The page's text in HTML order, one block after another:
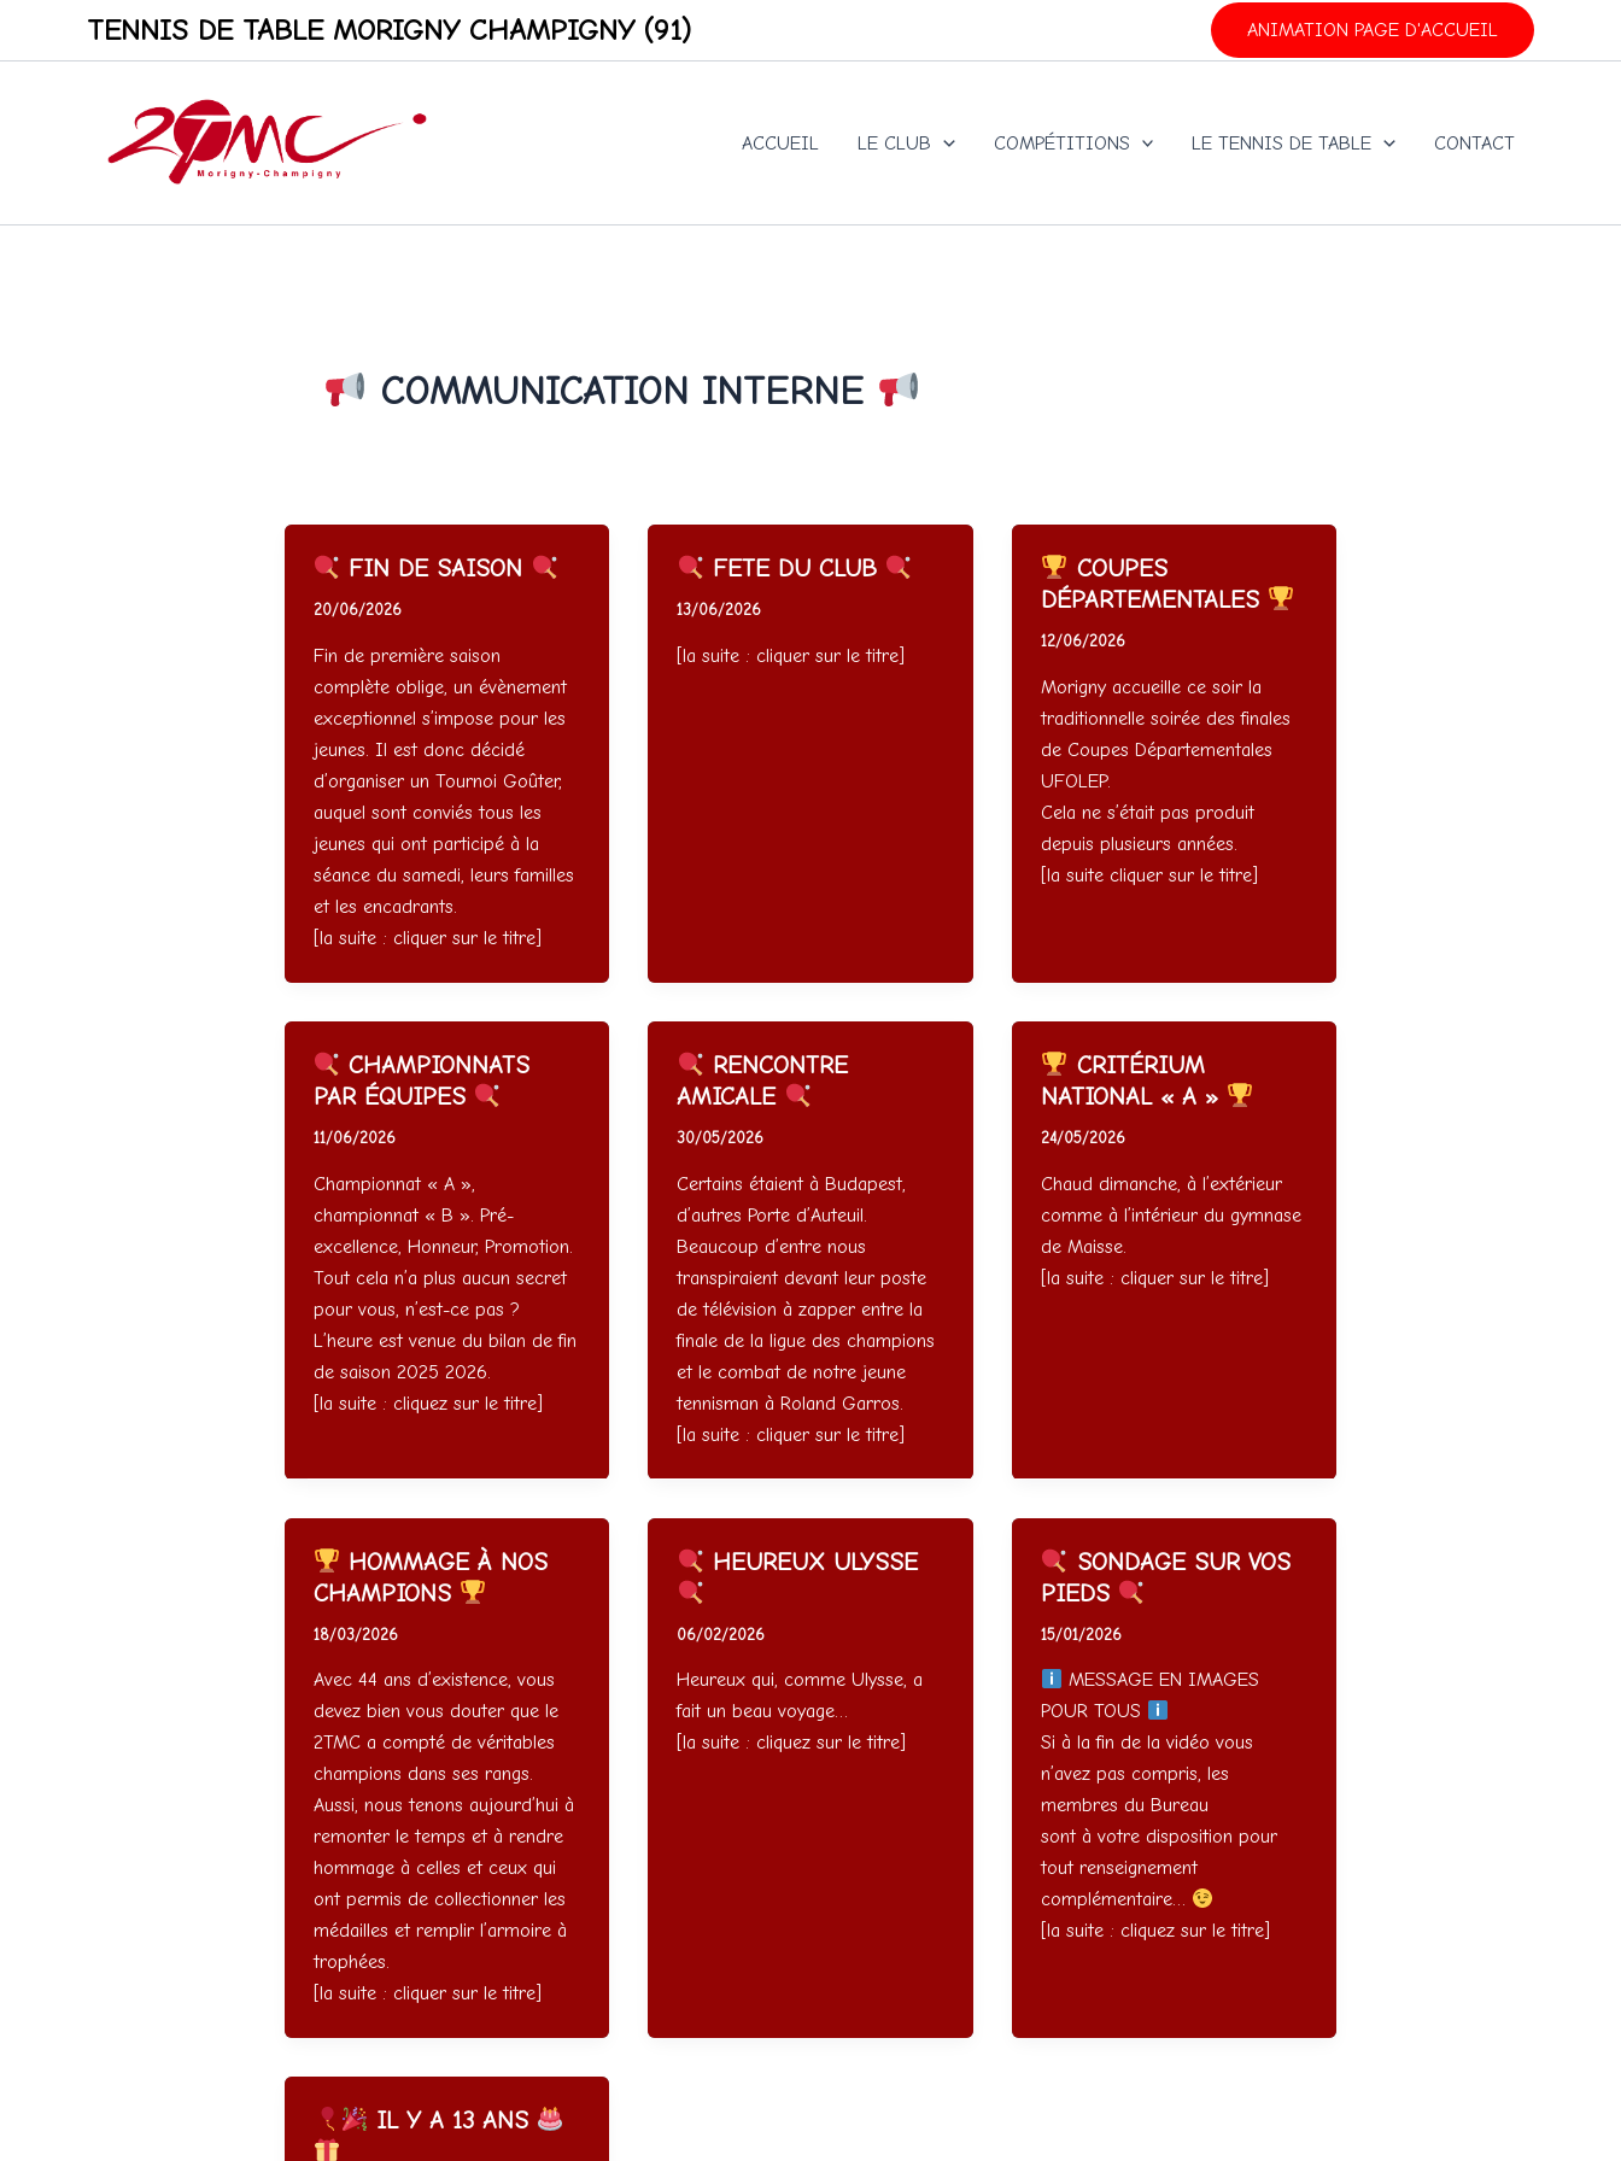
TENNIS DE TABLE MORIGNY CHAMPIGNY (91) ANIMATION PAGE D'ACCUEIL
ACCUEIL LE CLUB COMPÉTITIONS LE TENNIS DE TABLE CONTACT
COMMUNICATION INTERNE
FIN DE SAISON
20/06/2026
Fin de première saison
complète oblige, un évènement
exceptionnel s’impose pour les
jeunes. Il est donc décidé
d’organiser un Tournoi Goûter,
auquel sont conviés tous les
jeunes qui ont participé à la
séance du samedi, leurs familles
et les encadrants.
[la suite : cliquer sur le titre]
FETE DU CLUB
13/06/2026
[la suite : cliquer sur le titre]
COUPES
DÉPARTEMENTALES
12/06/2026
Morigny accueille ce soir la
traditionnelle soirée des finales
de Coupes Départementales
UFOLEP.
Cela ne s’était pas produit
depuis plusieurs années.
[la suite cliquer sur le titre]
CHAMPIONNATS
PAR ÉQUIPES
11/06/2026
Championnat « A »,
championnat « B ». Pré-
excellence, Honneur, Promotion.
Tout cela n’a plus aucun secret
pour vous, n’est-ce pas ?
L’heure est venue du bilan de fin
de saison 2025 2026.
[la suite : cliquez sur le titre]
RENCONTRE
AMICALE
30/05/2026
Certains étaient à Budapest,
d’autres Porte d’Auteuil.
Beaucoup d’entre nous
transpiraient devant leur poste
de télévision à zapper entre la
finale de la ligue des champions
et le combat de notre jeune
tennisman à Roland Garros.
[la suite : cliquer sur le titre]
CRITÉRIUM
NATIONAL « A »
24/05/2026
Chaud dimanche, à l’extérieur
comme à l’intérieur du gymnase
de Maisse.
[la suite : cliquer sur le titre]
HOMMAGE À NOS
CHAMPIONS
18/03/2026
Avec 44 ans d’existence, vous
devez bien vous douter que le
2TMC a compté de véritables
champions dans ses rangs.
Aussi, nous tenons aujourd’hui à
remonter le temps et à rendre
hommage à celles et ceux qui
ont permis de collectionner les
médailles et remplir l’armoire à
trophées.
[la suite : cliquer sur le titre]
HEUREUX ULYSSE
06/02/2026
Heureux qui, comme Ulysse, a
fait un beau voyage…
[la suite : cliquez sur le titre]
SONDAGE SUR VOS
PIEDS
15/01/2026
MESSAGE EN IMAGES
POUR TOUS
Si à la fin de la vidéo vous
n’avez pas compris, les
membres du Bureau
sont à votre disposition pour
tout renseignement
complémentaire…
[la suite : cliquez sur le titre]
IL Y A 13 ANS